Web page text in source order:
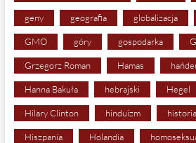
geny geografia globalizacja
GMO góry gospodarka
Grzegorz Roman Hamas
Hanna Bakuła hebrajski Hegel
Hilary Clinton hinduizm historia
Hiszpania Holandia